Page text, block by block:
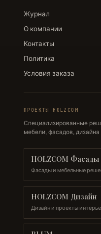
Журнал
О компании
Контакты
Политика
Условия заказа
ПРОЕКТЫ HOLZCOM
Специализированные
мебели, фасадов,
HOLZCOM Фасады
Фасады и мебельные
HOLZCOM Дизайн
Дизайн и проекты